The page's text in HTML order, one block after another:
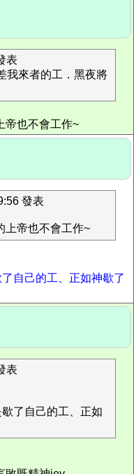
表
來者的工．黑夜將
帝也不會工作~
發表
上帝也不會工作~
自己的工、正如神歇了
表
了自己的工、正如